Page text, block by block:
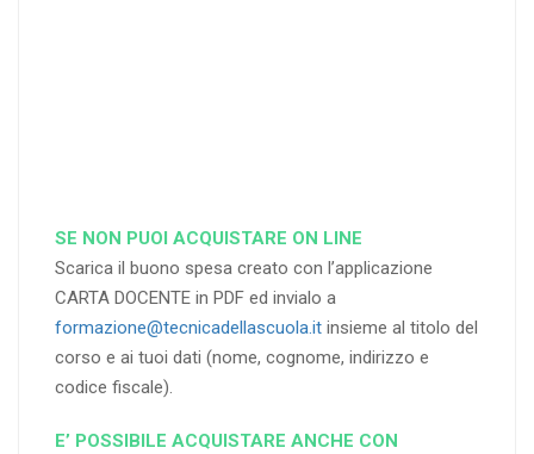
SE NON PUOI ACQUISTARE ON LINE
Scarica il buono spesa creato con l’applicazione
CARTA DOCENTE in PDF ed invialo a
formazione@tecnicadellascuola.it insieme al titolo del
corso e ai tuoi dati (nome, cognome, indirizzo e
codice fiscale).
E’ POSSIBILE ACQUISTARE ANCHE CON